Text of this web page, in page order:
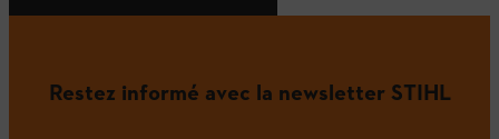
Restez informé avec la newsletter STIHL